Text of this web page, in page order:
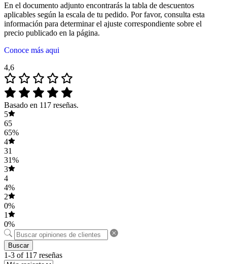
En el documento adjunto encontrarás la tabla de descuentos
aplicables según la escala de tu pedido. Por favor, consulta esta
información para determinar el ajuste correspondiente sobre el
precio publicado en la página.
Conoce más aqui
4,6
Basado en 117 reseñas.
5
65
65%
4
31
31%
3
4
4%
2
0%
1
0%
Buscar
1-3 of 117 reseñas